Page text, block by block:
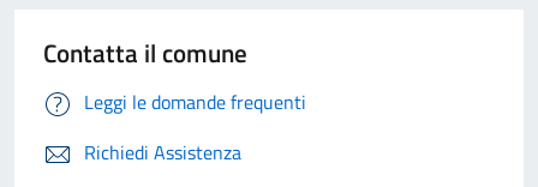
Contatta il comune
Leggi le domande frequenti
Richiedi Assistenza